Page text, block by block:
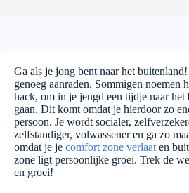
Ga als je jong bent naar het
genoeg aanraden. Sommigen noemen
hack, om in je jeugd een tijdje naar het
gaan. Dit komt omdat je hierdoor zo
persoon. Je wordt socialer,
zelfstandiger, volwassener en ga zo
omdat je je comfort zone verlaat en
zone ligt persoonlijke groei. Trek de
en groei!